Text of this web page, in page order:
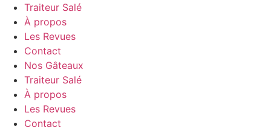
Traiteur Salé
À propos
Les Revues
Contact
Nos Gâteaux
Traiteur Salé
À propos
Les Revues
Contact